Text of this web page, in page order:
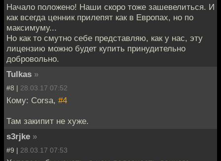
Начало положено! Наши скоро тоже зашевелиться. И
как всегда ценник прилепят как в Европах, но по
максимуму...
Но как то смутно себе представляю, как у нас, эту
лицензию можно будет купить принудительно
добровольно.
Tulkas »
#8 | 28.03.17 07:52
Кому: Corsa, #4
Там закипит не хуже.
s3rjke »
#9 | 28.03.17 07:53